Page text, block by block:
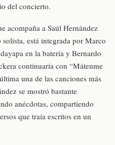
del concierto.
acompaña a Saúl Hernández
está integrada por Marco
en la batería y Bernardo
continuaría con “Mátenme
una de las canciones más
se mostró bastante
anécdotas, compartiendo
que traía escritos en un